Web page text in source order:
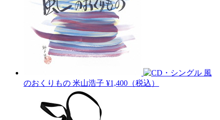
風
のおくりもの 米山浩子 ¥1,400（税込）